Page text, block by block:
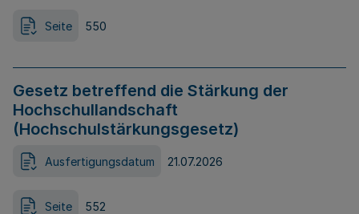
Seite 550
Gesetz betreffend die Stärkung der
Hochschullandschaft
(Hochschulstärkungsgesetz)
Ausfertigungsdatum 21.07.2026
Seite 552